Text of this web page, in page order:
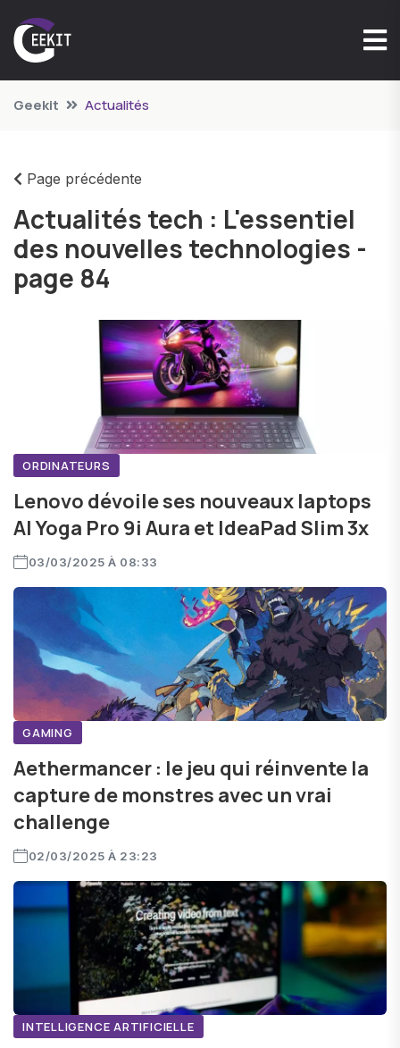
Geekit Actualités
Page précédente
Actualités tech : L'essentiel
des nouvelles technologies -
page 84
ORDINATEURS
Lenovo dévoile ses nouveaux laptops
AI Yoga Pro 9i Aura et IdeaPad Slim 3x
03/03/2025 À 08:33
GAMING
Aethermancer : le jeu qui réinvente la
capture de monstres avec un vrai
challenge
02/03/2025 À 23:23
INTELLIGENCE ARTIFICIELLE